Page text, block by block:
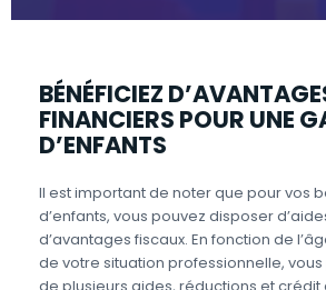
BÉNÉFICIEZ
FINANCIERS POUR UNE
D’ENFANTS
Il est important de noter que pour vos
d’enfants, vous pouvez disposer
d’avantages fiscaux. En fonction de
de votre situation professionnelle,